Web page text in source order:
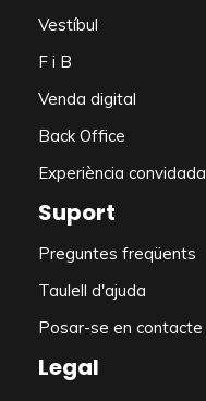
Vestíbul
F i B
Venda digital
Back Office
Experiència convidada
Suport
Preguntes freqüents
Taulell d'ajuda
Posar-se en contacte
Legal